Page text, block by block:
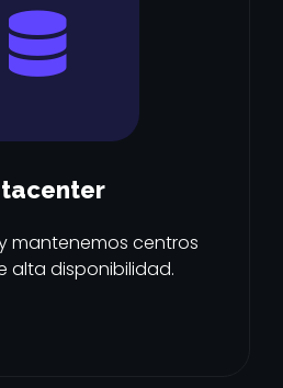
mantenemos centros
alta disponibilidad.